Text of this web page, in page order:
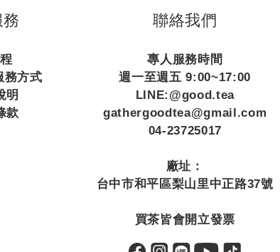
務方式
明
款
聯絡我們
專人服務時間
週一至週五 9:00~17:00
LINE:@good.tea
gathergoodtea@gmail.com
04-23725017
廠址：
台中市和平區梨山里中正路37號
買茶皆會開立發票